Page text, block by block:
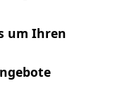
um Ihren